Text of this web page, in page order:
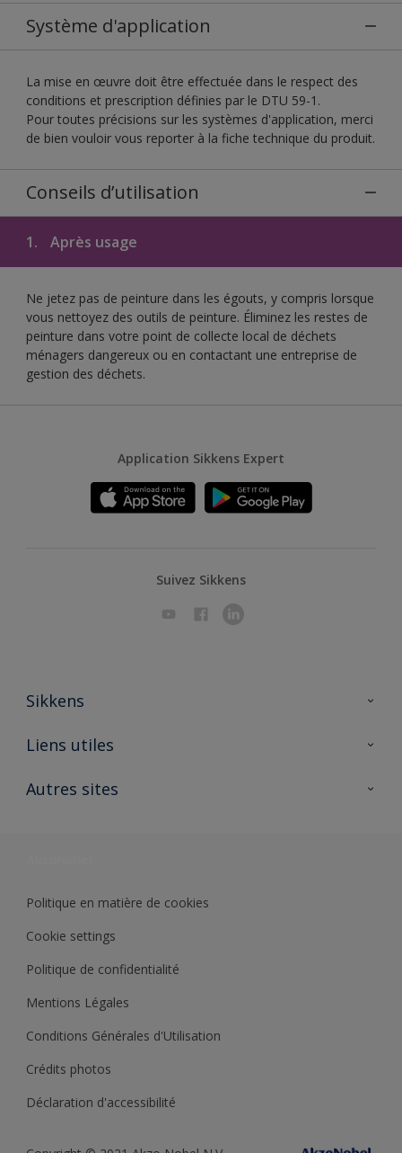
Système d'application
La mise en œuvre doit être effectuée dans le respect des
conditions et prescription définies par le DTU 59-1.
Pour toutes précisions sur les systèmes d'application, merci
de bien vouloir vous reporter à la fiche technique du produit.
Conseils d’utilisation
1. Après usage
Ne jetez pas de peinture dans les égouts, y compris lorsque
vous nettoyez des outils de peinture. Éliminez les restes de
peinture dans votre point de collecte local de déchets
ménagers dangereux ou en contactant une entreprise de
gestion des déchets.
Application Sikkens Expert
Suivez Sikkens
Sikkens
A propos de Sikkens
Liens utiles
Ouvrir un magasin PASS
Autres sites
Politique en matière de cookies
Cookie settings
Politique de confidentialité
Mentions Légales
Conditions Générales d'Utilisation
Crédits photos
Déclaration d'accessibilité